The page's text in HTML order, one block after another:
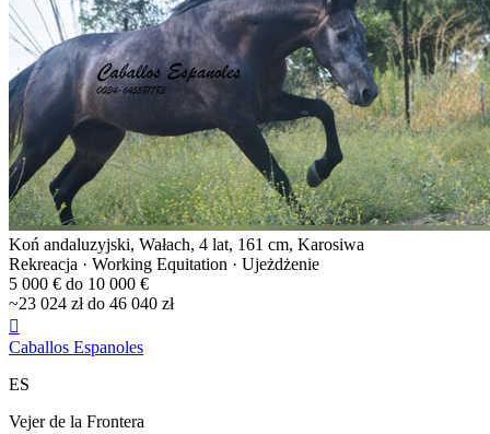
Koń andaluzyjski, Wałach, 4 lat, 161 cm, Karosiwa
Rekreacja · Working Equitation · Ujeżdżenie
5 000 € do 10 000 €
~23 024 zł do 46 040 zł

Caballos Espanoles
ES
Vejer de la Frontera